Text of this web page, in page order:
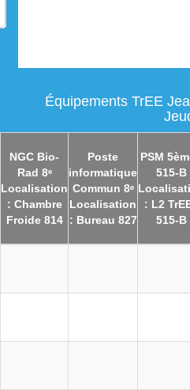
Équipements TrEE
NGC Bio-
Rad 8ᵉ
Localisation
: Chambre
Froide 814
Poste
informatique
Commun 8ᵉ
Localisation
: Bureau 827
PSM
515-B
: L2
515-B